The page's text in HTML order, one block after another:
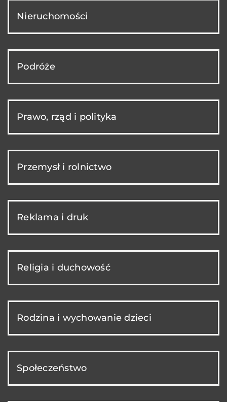
Nieruchomości
Podróże
Prawo, rząd i polityka
Przemysł i rolnictwo
Reklama i druk
Religia i duchowość
Rodzina i wychowanie dzieci
Społeczeństwo